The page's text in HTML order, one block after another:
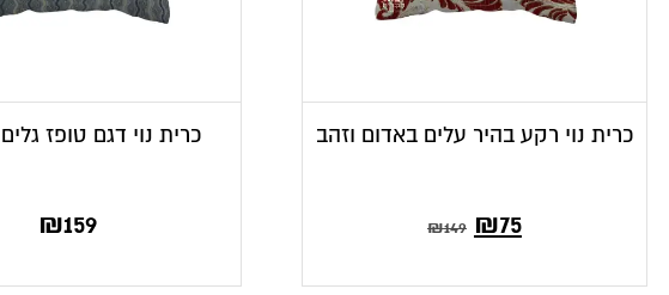
כרית נוי רקע בהיר עלים באדום וזהב
₪149 ₪75
כרית נוי דגם טופז
₪159